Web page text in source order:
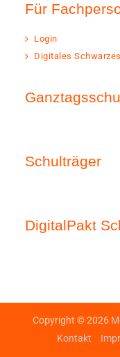
Für
Login
Digitales
Schulträger
DigitalPakt
Copyright © 2026
Kontakt